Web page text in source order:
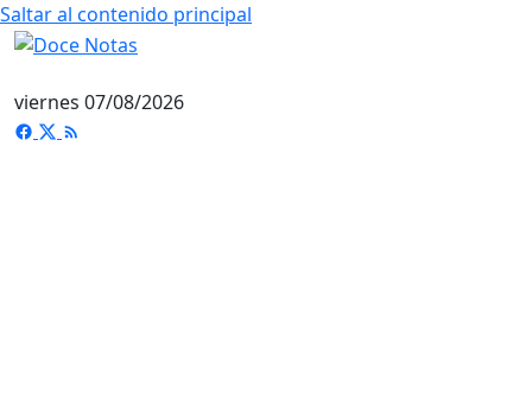
Saltar al contenido principal
viernes 07/08/2026